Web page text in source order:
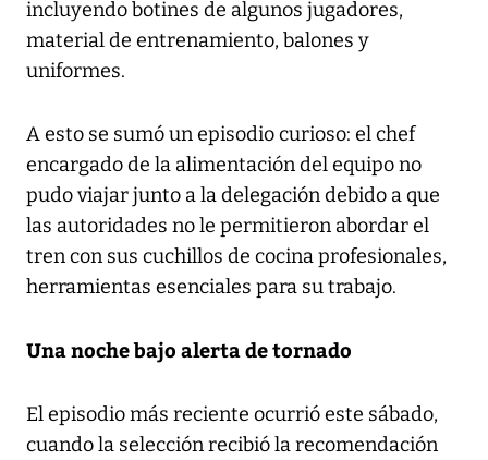
incluyendo botines de algunos jugadores,
material de entrenamiento, balones y
uniformes.
A esto se sumó un episodio curioso: el chef
encargado de la alimentación del equipo no
pudo viajar junto a la delegación debido a que
las autoridades no le permitieron abordar el
tren con sus cuchillos de cocina profesionales,
herramientas esenciales para su trabajo.
Una noche bajo alerta de tornado
El episodio más reciente ocurrió este sábado,
cuando la selección recibió la recomendación